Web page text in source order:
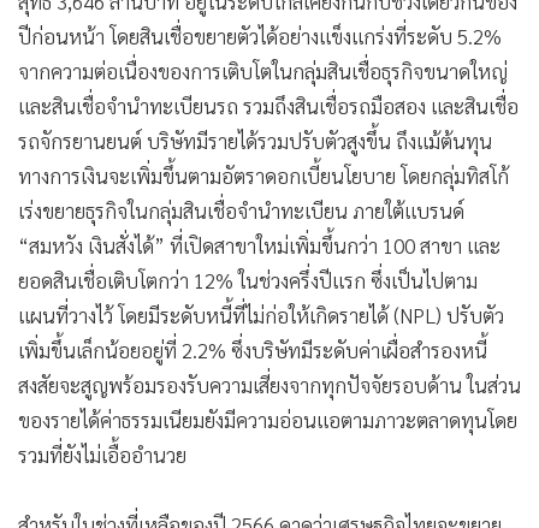
• Celeb Online
Factcheck
• ญี่ปุ่น
• News1
• Gotomanager
กลุ่มทิสโก้ แจ้งผลการดำเนินงานงวดครึ่งแรกของปี 2566 มีกำไร
สุทธิ 3,646 ล้านบาท ทรงตัวจากช่วงเดียวกันของปีก่อนหน้า โดย
สินเชื่อเติบโต 5.2% นำโดยสินเชื่อธุรกิจขนาดใหญ่ และสินเชื่อ
ต้นทุนทางการเงินปรับสูงขึ้นตามภาวะดอกเบี้ยขาขึ้น พร้อมรุก